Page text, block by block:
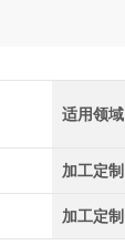
适用领域
加工定制
加工定制